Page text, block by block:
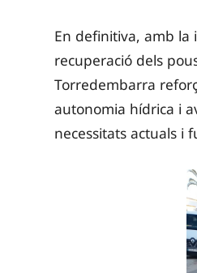
En definitiva, amb la
recuperació dels
Torredembarra
autonomia hídrica i
necessitats actuals i